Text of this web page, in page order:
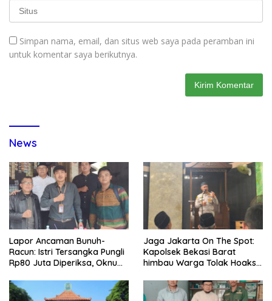
Simpan nama, email, dan situs web saya pada peramban ini
untuk komentar saya berikutnya.
News
Lapor Ancaman Bunuh-
Racun: Istri Tersangka Pungli
Rp80 Juta Diperiksa, Oknum
Disdagperin
Jaga Jakarta On The Spot:
Kapolsek Bekasi Barat
himbau Warga Tolak Hoaks
Sholat Jumat